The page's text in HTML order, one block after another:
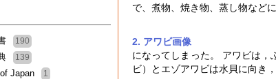
190
139
Japan 1
で、煮物、焼き物、蒸し物などに
2. アワビ画像
になってしまった。 アワビは，
ビ）とエゾアワビは水貝に向き